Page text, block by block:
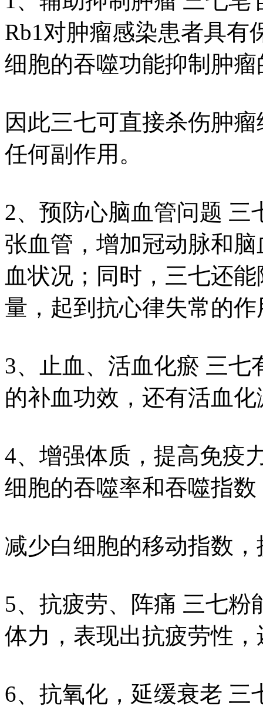
Rb1对肿瘤感染患者具有
细胞的吞噬功能抑制肿
因此三七可直接杀伤肿
任何副作用。
2、预防心脑血管问题
张血管，增加冠动脉和
血状况；同时，三七还
量，起到抗心律失常的作
3、止血、活血化瘀 三
的补血功效，还有活血
4、增强体质，提高免疫
细胞的吞噬率和吞噬指
减少白细胞的移动指数
5、抗疲劳、阵痛 三七
体力，表现出抗疲劳性
6、抗氧化，延缓衰老 三